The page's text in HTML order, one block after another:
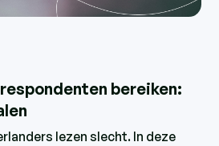
bereiken:
lezen slecht. In deze